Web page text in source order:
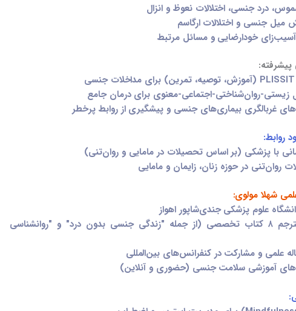
درد جنسی، اختلالات نعوظ و انزال
میل جنسی و اختلالات ارگاسم
خودارضایی و مسائل مرتبط
PLISSIT (آموزش، توصیه، تمرین) برای مداخلات جنسی
زیستی-روان‌شناختی-اجتماعی-معنوی برای درمان جامع
غربالگری بیماری‌های جنسی و پیشگیری از روابط پرخطر
با پزشکی (بر اساس تحصیلات در مامایی و روان‌تنی)
روان‌تنی در حوزه زنان، زایمان و مامایی
شهلا مولوی:
علوم پزشکی جندی‌شاپور اهواز
تخصصی
(از جمله "زندگی جنسی بدون درد" و "روانشناسی
و مشارکت در کنفرانس‌های بین‌المللی
آموزشی سلامت جنسی (حضوری و آنلاین)